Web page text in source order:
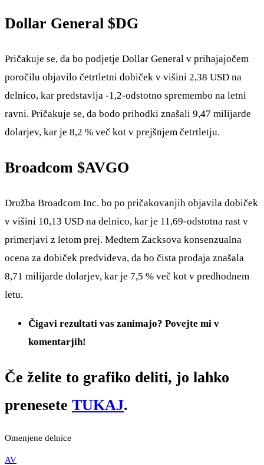
Dollar General $DG
Pričakuje se, da bo podjetje Dollar General v prihajajočem
poročilu objavilo četrtletni dobiček v višini 2,38 USD na
delnico, kar predstavlja -1,2-odstotno spremembo na letni
ravni. Pričakuje se, da bodo prihodki znašali 9,47 milijarde
dolarjev, kar je 8,2 % več kot v prejšnjem četrtletju.
Broadcom $AVGO
Družba Broadcom Inc. bo po pričakovanjih objavila dobiček
v višini 10,13 USD na delnico, kar je 11,69-odstotna rast v
primerjavi z letom prej. Medtem Zacksova konsenzualna
ocena za dobiček predvideva, da bo čista prodaja znašala
8,71 milijarde dolarjev, kar je 7,5 % več kot v predhodnem
letu.
Čigavi rezultati vas zanimajo? Povejte mi v
komentarjih!
Če želite to grafiko deliti, jo lahko
prenesete TUKAJ.
Omenjene delnice
AV